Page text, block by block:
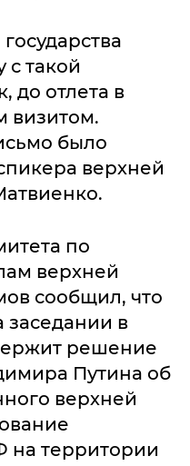
с такой
до отлета в
визитом.
было
верхней
по
верхней
сообщил, что
в
решение
Путина об
верхней
на территории